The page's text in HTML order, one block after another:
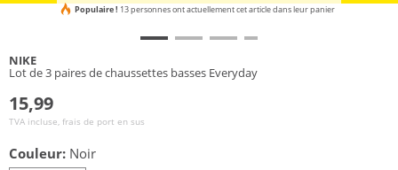
Populaire ! 13 personnes ont actuellement cet article dans leur panier
NIKE
Lot de 3 paires de chaussettes basses Everyday
15,99
TVA incluse, frais de port en sus
Couleur: Noir